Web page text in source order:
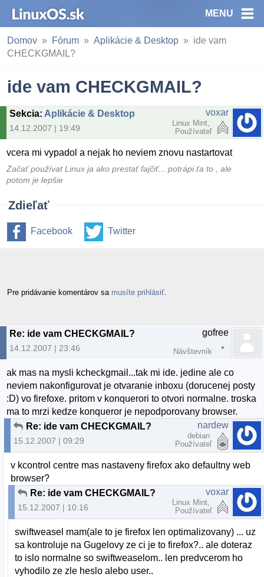
MENU
Domov Fórum Aplikácie & Desktop
ide vam
CHECKGMAIL?
ide vam CHECKGMAIL?
Sekcia: Aplikácie & Desktop
14.12.2007 | 19:49
voxar
Linux Mint,
Používateľ
vcera mi vypadol a nejak ho neviem znovu nastartovat
Začať používat Linux ja ako prestať fajčiť... potrápi ťa to , ale
potom je lepšie
Zdieľať
Facebook Twitter
Pre pridávanie komentárov sa musíte prihlásiť
Re: ide vam CHECKGMAIL?
14.12.2007 | 23:46
gofree
Návštevník
ak mas na mysli kcheckgmail...tak mi ide. jedine ale co
neviem nakonfigurovat je otvaranie inboxu (dorucenej posty
:D) vo firefoxe. pritom v konquerori to otvori normalne. troska
ma to mrzi kedze konqueror je nepodporovany browser.
Re: ide vam CHECKGMAIL?
15.12.2007 | 09:29
nardew
debian
Používateľ
v kcontrol centre mas nastaveny firefox ako defaultny web
browser?
Re: ide vam CHECKGMAIL?
15.12.2007 | 10:16
voxar
Linux Mint,
Používateľ
swiftweasel mam(ale to je firefox len optimalizovany) ... uz
sa kontroluje na Gugelovy ze ci je to firefox?.. ale doteraz
to islo normalne so swiftweaselom.. len predvcerom ho
vyhodilo ze zle heslo alebo user..